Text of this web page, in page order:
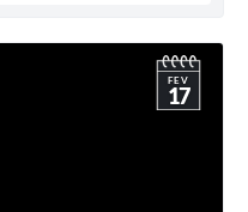
FEV
17